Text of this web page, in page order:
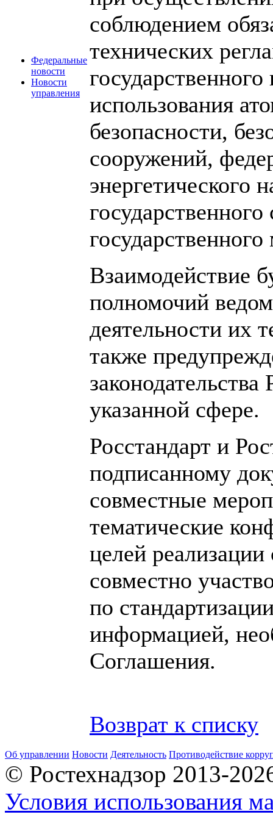
Федеральные
новости
Новости
управления
соблюдением
технических
использования
безопасности,
сооружений,
энергетического
Взаимодействие
полномочий
деятельности их
также
указанной сфере.
Росстандарт и
подписанному
совместные
тематические
целей реализации
совместно
по
информацией,
Соглашения.
Возврат к списку
Об управлении Новости Деятельность Противодействие
© Ростехнадзор 2013-
Условия использования